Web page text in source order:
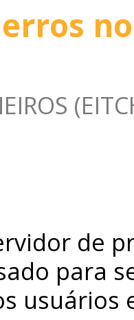
no
de
para
usuários